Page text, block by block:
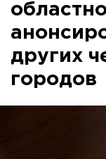
других
городов